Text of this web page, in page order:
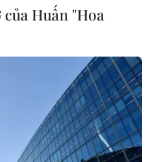
lục nhờ nhu cầu
Huấn "Hoa